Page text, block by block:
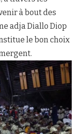
à bout des
adja Diallo Diop
le bon choix